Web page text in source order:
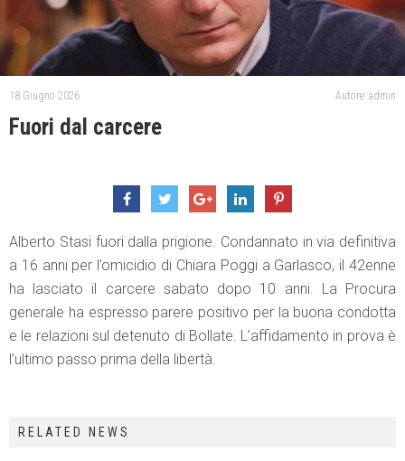
18 Giugno 2026 Autore: admin
Fuori dal carcere
Alberto Stasi fuori dalla prigione. Condannato in via definitiva
a 16 anni per l’omicidio di Chiara Poggi a Garlasco, il 42enne
ha lasciato il carcere sabato dopo 10 anni. La Procura
generale ha espresso parere positivo per la buona condotta
e le relazioni sul detenuto di Bollate. L’affidamento in prova è
l’ultimo passo prima della libertà.
RELATED NEWS